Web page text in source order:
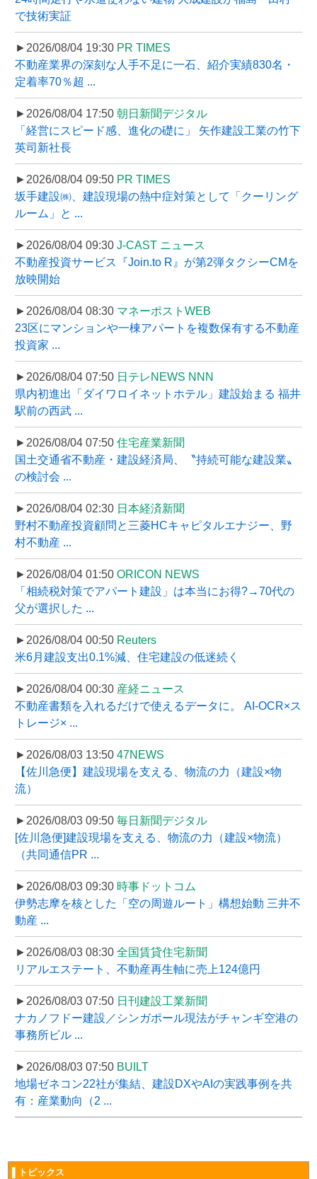
で技術実証
►2026/08/04 19:30 PR TIMES
不動産業界の深刻な人手不足に一石、紹介実績830名・
定着率70％超 ...
►2026/08/04 17:50 朝日新聞デジタル
「経営にスピード感、進化の礎に」 矢作建設工業の竹下
英司新社長
►2026/08/04 09:50 PR TIMES
坂手建設㈱、建設現場の熱中症対策として「クーリング
ルーム」と ...
►2026/08/04 09:30 J-CAST ニュース
不動産投資サービス『Join.to R』が第2弾タクシーCMを
放映開始
►2026/08/04 08:30 マネーポストWEB
23区にマンションや一棟アパートを複数保有する不動産
投資家 ...
►2026/08/04 07:50 日テレNEWS NNN
県内初進出「ダイワロイネットホテル」建設始まる 福井
駅前の西武 ...
►2026/08/04 07:50 住宅産業新聞
国土交通省不動産・建設経済局、〝持続可能な建設業〟
の検討会 ...
►2026/08/04 02:30 日本経済新聞
野村不動産投資顧問と三菱HCキャピタルエナジー、野
村不動産 ...
►2026/08/04 01:50 ORICON NEWS
「相続税対策でアパート建設」は本当にお得?→70代の
父が選択した ...
►2026/08/04 00:50 Reuters
米6月建設支出0.1%減、住宅建設の低迷続く
►2026/08/04 00:30 産経ニュース
不動産書類を入れるだけで使えるデータに。 AI-OCR×ス
トレージ× ...
►2026/08/03 13:50 47NEWS
【佐川急便】建設現場を支える、物流の力（建設×物
流）
►2026/08/03 09:50 毎日新聞デジタル
[佐川急便]建設現場を支える、物流の力（建設×物流）
（共同通信PR ...
►2026/08/03 09:30 時事ドットコム
伊勢志摩を核とした「空の周遊ルート」構想始動 三井不
動産 ...
►2026/08/03 08:30 全国賃貸住宅新聞
リアルエステート、不動産再生軸に売上124億円
►2026/08/03 07:50 日刊建設工業新聞
ナカノフドー建設／シンガポール現法がチャンギ空港の
事務所ビル ...
►2026/08/03 07:50 BUILT
地場ゼネコン22社が集結、建設DXやAIの実践事例を共
有：産業動向（2 ...
▌トピックス